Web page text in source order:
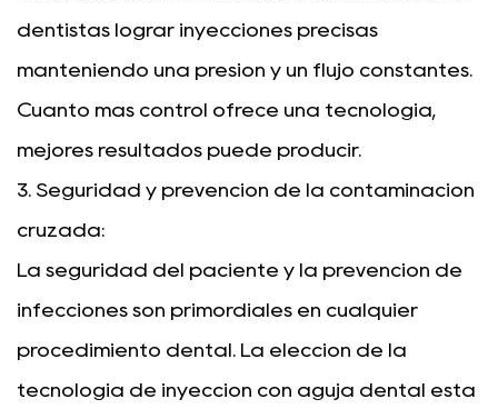
dentistas lograr inyecciones precisas
manteniendo una presión y un flujo constantes.
Cuanto más control ofrece una tecnología,
mejores resultados puede producir.
3. Seguridad y prevención de la contaminación
cruzada:
La seguridad del paciente y la prevención de
infecciones son primordiales en cualquier
procedimiento dental. La elección de la
tecnología de inyección con aguja dental está